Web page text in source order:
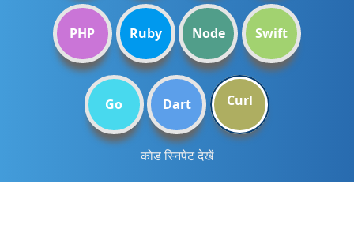
PHP Ruby Node Swift
Go Dart Curl
कोड स्निपेट देखें